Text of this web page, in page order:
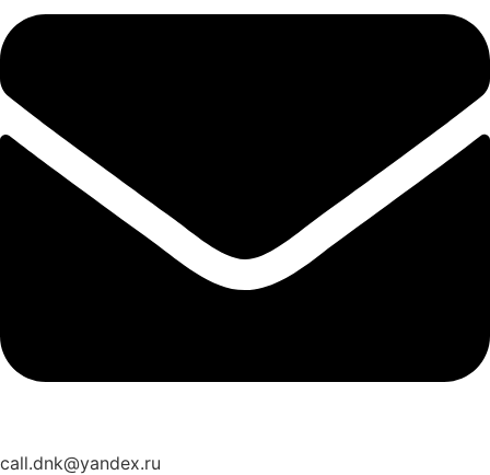
call.dnk@yandex.ru